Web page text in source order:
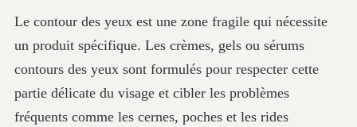
Le contour des yeux est une zone fragile qui nécessite
un produit spécifique. Les crèmes, gels ou sérums
contours des yeux sont formulés pour respecter cette
partie délicate du visage et cibler les problèmes
fréquents comme les cernes, poches et les rides